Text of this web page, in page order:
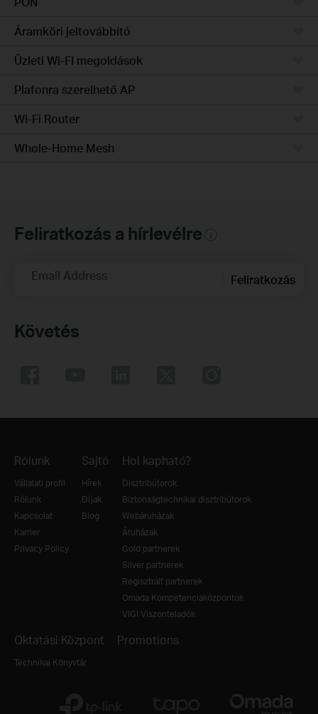
Áramköri jeltovábbító
Üzleti Wi-FI megoldások
Plafonra szerelhető AP
Wi-Fi Router
Whole-Home Mesh
Feliratkozás a hírlevélre
Email Address Feliratkozás
Követés
Rólunk
Vállalati profil
Rólunk
Kapcsolat
Karrier
Privacy Policy
Sajtó
Hírek
Díjak
Blog
Hol kapható?
Disztribútorok
Biztonságtechnikai disztribútorok
Webáruházak
Áruházak
Gold partnerek
Silver partnerek
Regisztrált partnerek
Omada Kompetenciaközpontok
VIGI Viszonteladók
Oktatási Központ
Technikai Könyvtár
Promotions